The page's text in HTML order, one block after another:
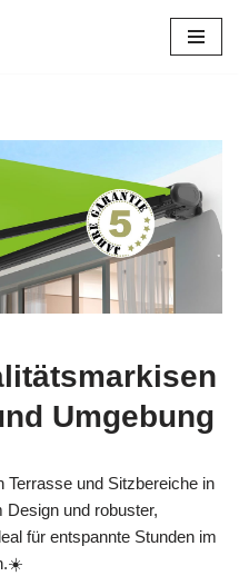
Umgebung
Terrasse und Sitzbereiche in
und robuster,
für entspannte Stunden im